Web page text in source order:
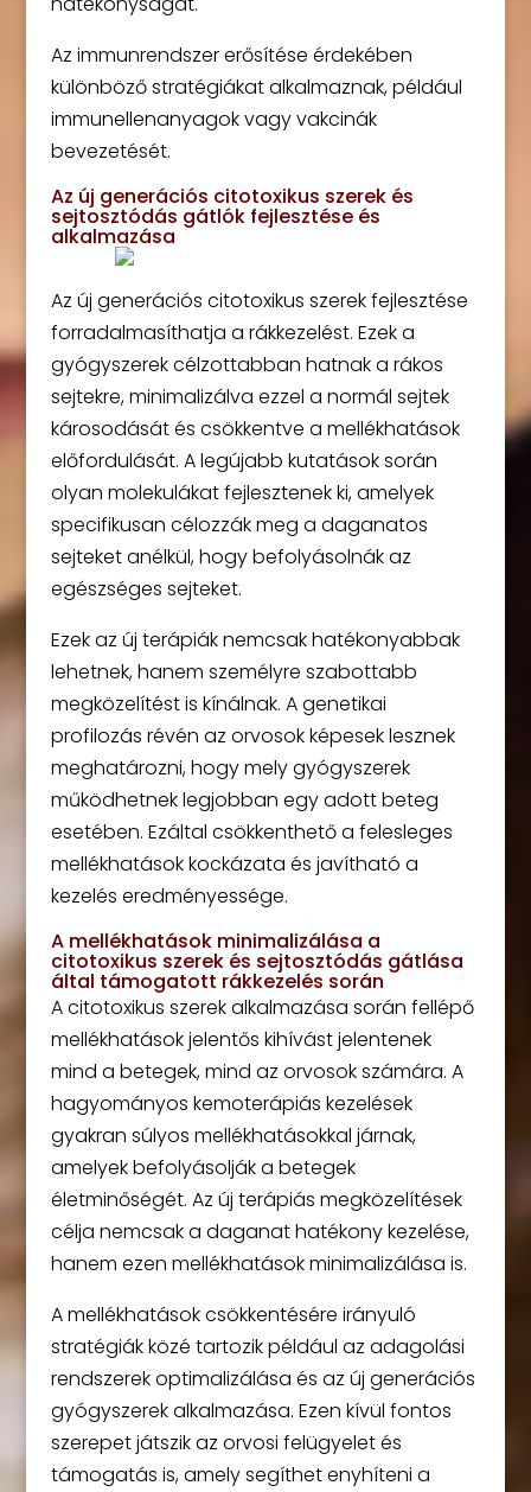
Az immunrendszer erősítése érdekében
különböző stratégiákat alkalmaznak, például
immunellenanyagok vagy vakcinák
bevezetését.
Az új generációs citotoxikus szerek és
sejtosztódás gátlók fejlesztése és
alkalmazása
Az új generációs citotoxikus szerek fejlesztése
forradalmasíthatja a rákkezelést. Ezek a
gyógyszerek célzottabban hatnak a rákos
sejtekre, minimalizálva ezzel a normál sejtek
károsodását és csökkentve a mellékhatások
előfordulását. A legújabb kutatások során
olyan molekulákat fejlesztenek ki, amelyek
specifikusan célozzák meg a daganatos
sejteket anélkül, hogy befolyásolnák az
egészséges sejteket.
Ezek az új terápiák nemcsak hatékonyabbak
lehetnek, hanem személyre szabottabb
megközelítést is kínálnak. A genetikai
profilozás révén az orvosok képesek lesznek
meghatározni, hogy mely gyógyszerek
működhetnek legjobban egy adott beteg
esetében. Ezáltal csökkenthető a felesleges
mellékhatások kockázata és javítható a
kezelés eredményessége.
A mellékhatások minimalizálása a
citotoxikus szerek és sejtosztódás gátlása
által támogatott rákkezelés során
A citotoxikus szerek alkalmazása során fellépő
mellékhatások jelentős kihívást jelentenek
mind a betegek, mind az orvosok számára. A
hagyományos kemoterápiás kezelések
gyakran súlyos mellékhatásokkal járnak,
amelyek befolyásolják a betegek
életminőségét. Az új terápiás megközelítések
célja nemcsak a daganat hatékony kezelése,
hanem ezen mellékhatások minimalizálása is.
A mellékhatások csökkentésére irányuló
stratégiák közé tartozik például az adagolási
rendszerek optimalizálása és az új generációs
gyógyszerek alkalmazása. Ezen kívül fontos
szerepet játszik az orvosi felügyelet és
támogatás is, amely segíthet enyhíteni a